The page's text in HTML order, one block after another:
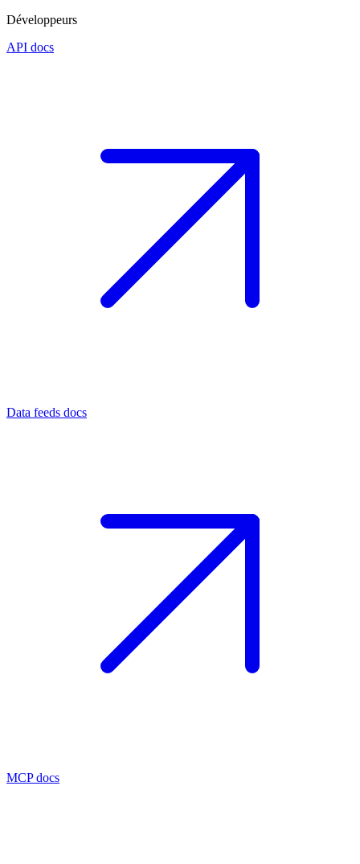
Développeurs
API docs
Data feeds docs
MCP docs